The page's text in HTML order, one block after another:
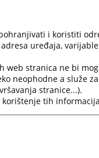
nema
i koristiti
uređaja,
web stranica ne bi
neophodne a služe
stranice...).
tih